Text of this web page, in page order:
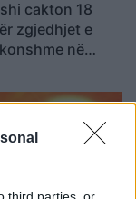
cakton 18
zgjedhjet e
në